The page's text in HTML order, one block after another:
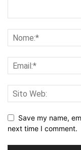
Save my name,
next time I comment.